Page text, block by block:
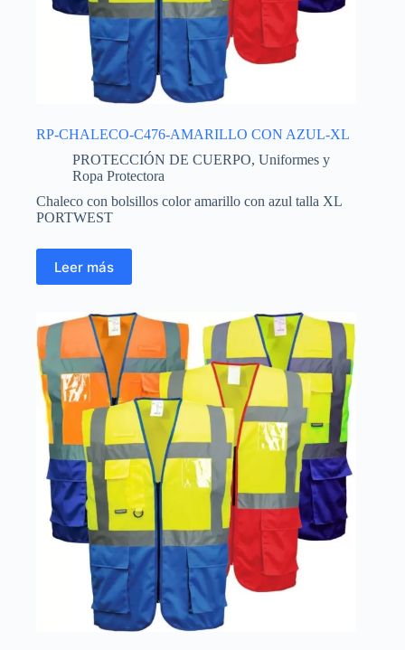
RP-CHALECO-C476-AMARILLO CON AZUL-XL
PROTECCIÓN DE CUERPO, Uniformes y
Ropa Protectora
Chaleco con bolsillos color amarillo con azul talla XL
PORTWEST
Leer más